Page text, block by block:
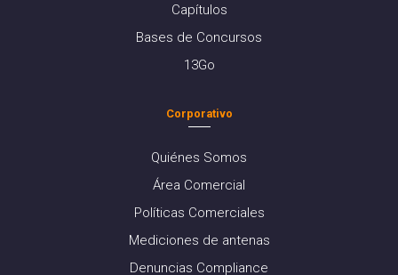
Capítulos
Bases de Concursos
13Go
Corporativo
Quiénes Somos
Área Comercial
Políticas Comerciales
Mediciones de antenas
Denuncias Compliance